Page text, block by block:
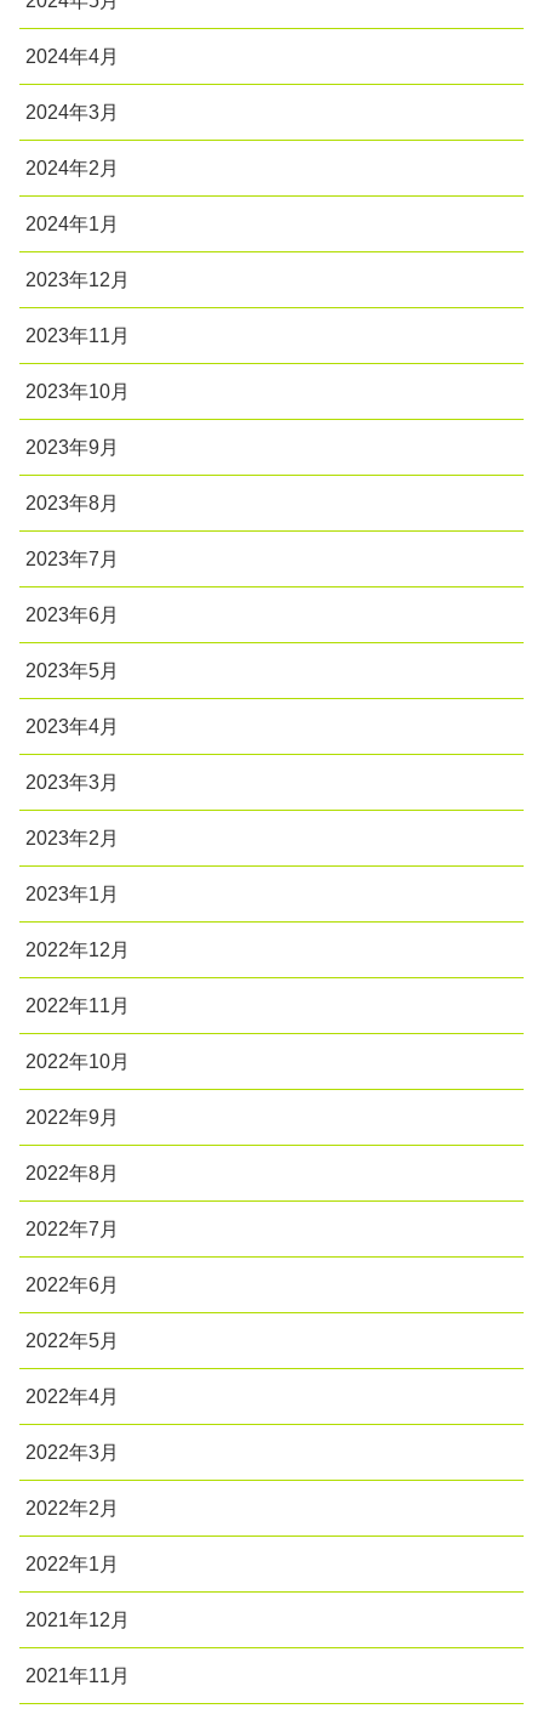
2024年4月
2024年3月
2024年2月
2024年1月
2023年12月
2023年11月
2023年10月
2023年9月
2023年8月
2023年7月
2023年6月
2023年5月
2023年4月
2023年3月
2023年2月
2023年1月
2022年12月
2022年11月
2022年10月
2022年9月
2022年8月
2022年7月
2022年6月
2022年5月
2022年4月
2022年3月
2022年2月
2022年1月
2021年12月
2021年11月